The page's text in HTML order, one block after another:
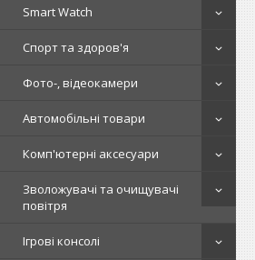
Smart Watch
Спорт та здоров'я
Фото-, відеокамери
Автомобільні товари
Комп'ютерні аксесуари
Зволожувачі та очищувачі
повітря
Ігрові консолі